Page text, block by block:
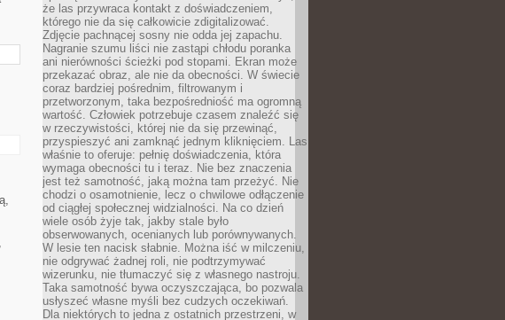
że las przywraca kontakt z doświadczeniem,
którego nie da się całkowicie zdigitalizować.
Zdjęcie pachnącej sosny nie odda jej zapachu.
Nagranie szumu liści nie zastąpi chłodu poranka
ani nierówności ścieżki pod stopami. Ekran może
przekazać obraz, ale nie da obecności. W świecie
coraz bardziej pośrednim, filtrowanym i
przetworzonym, taka bezpośredniość ma ogromną
wartość. Człowiek potrzebuje czasem znaleźć się
w rzeczywistości, której nie da się przewinąć,
przyspieszyć ani zamknąć jednym kliknięciem. Las
właśnie to oferuje: pełnię doświadczenia, która
wymaga obecności tu i teraz. Nie bez znaczenia
jest też samotność, jaką można tam przeżyć. Nie
chodzi o osamotnienie, lecz o chwilowe odłączenie
od ciągłej społecznej widzialności. Na co dzień
wiele osób żyje tak, jakby stale było
obserwowanych, ocenianych lub porównywanych.
W lesie ten nacisk słabnie. Można iść w milczeniu,
nie odgrywać żadnej roli, nie podtrzymywać
wizerunku, nie tłumaczyć się z własnego nastroju.
Taka samotność bywa oczyszczająca, bo pozwala
usłyszeć własne myśli bez cudzych oczekiwań.
Dla niektórych to jedna z ostatnich przestrzeni, w